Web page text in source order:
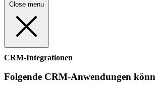
Close menu
CRM-Integrationen
Folgende CRM-Anwendungen